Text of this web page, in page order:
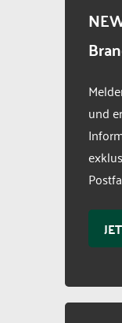
und